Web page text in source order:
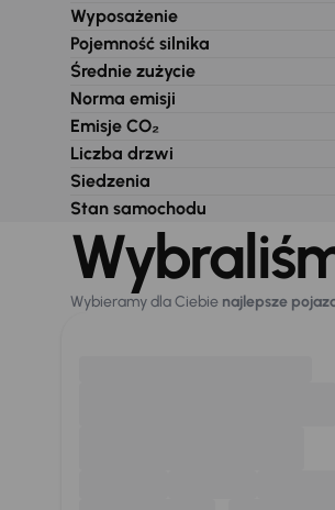
Wyposażenie
Pojemność silnika
Średnie zużycie
Norma emisji
Emisje CO₂
Liczba drzwi
Siedzenia
Stan samochodu
Wybieramy dla Ciebie najlepsze